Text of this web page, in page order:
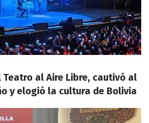
Teatro al Aire Libre, cautivó al
y elogió la cultura de Bolivia